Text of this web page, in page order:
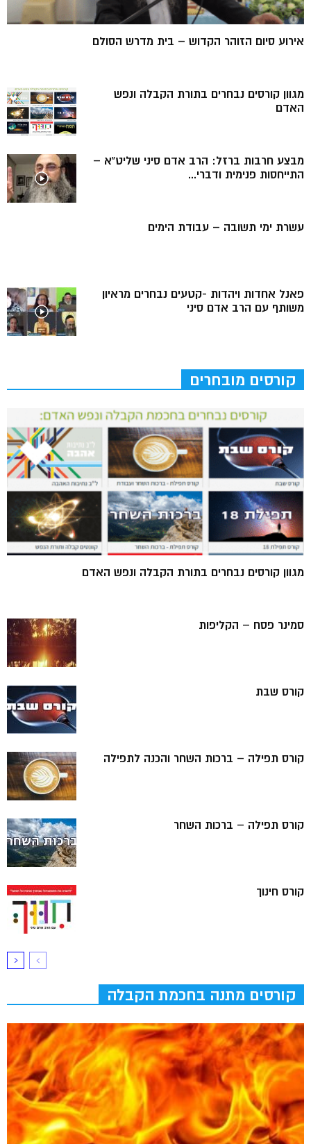
אירוע סיום הזוהר הקדוש – בית מדרש הסולם
מגוון קורסים נבחרים בתורת הקבלה ונפש
האדם
מבצע חרבות ברזל: הרב אדם סיני שליט”א –
התייחסות פנימית ודברי...
עשרת ימי תשובה – עבודת הימים
פאנל אחדות ויהדות -קטעים נבחרים מראיון
משותף עם הרב אדם סיני
קורסים מובחרים
מגוון קורסים נבחרים בתורת הקבלה ונפש האדם
סמינר פסח – הקליפות
קורס שבת
קורס תפילה – ברכות השחר והכנה לתפילה
קורס תפילה – ברכות השחר
קורס חינוך
קורסים מתנה בחכמת הקבלה